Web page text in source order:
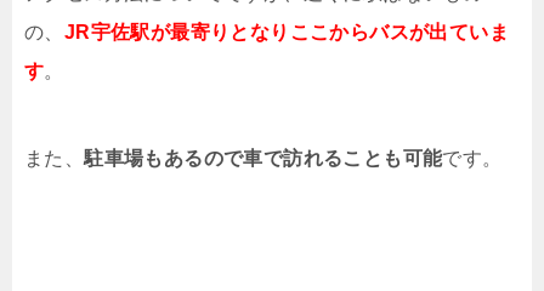
の、 JR宇佐駅が最寄りとなりここからバスが出ていま
す。
また、駐車場もあるので車で訪れることも可能です。